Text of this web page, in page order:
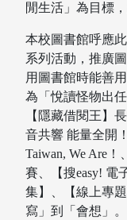
閒生活」為目標
本校圖書館呼應
系列活動，推廣
用圖書館時能善
為「悅讀怪物出
【隱藏借閱王】
音共響 能量全開
Taiwan, We Are
賽、【搜easy! 電
集】、【線上專
寫」到「會想」。